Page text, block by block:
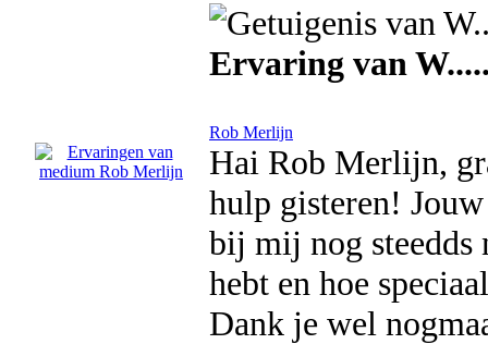
Ervaring van
Rob Merlijn
Hai Rob Merlijn,
hulp gisteren!
bij mij nog steedds
hebt en hoe
Dank je wel